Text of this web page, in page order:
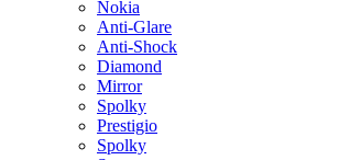
Nokia
Anti-Glare
Anti-Shock
Diamond
Mirror
Spolky
Prestigio
Spolky